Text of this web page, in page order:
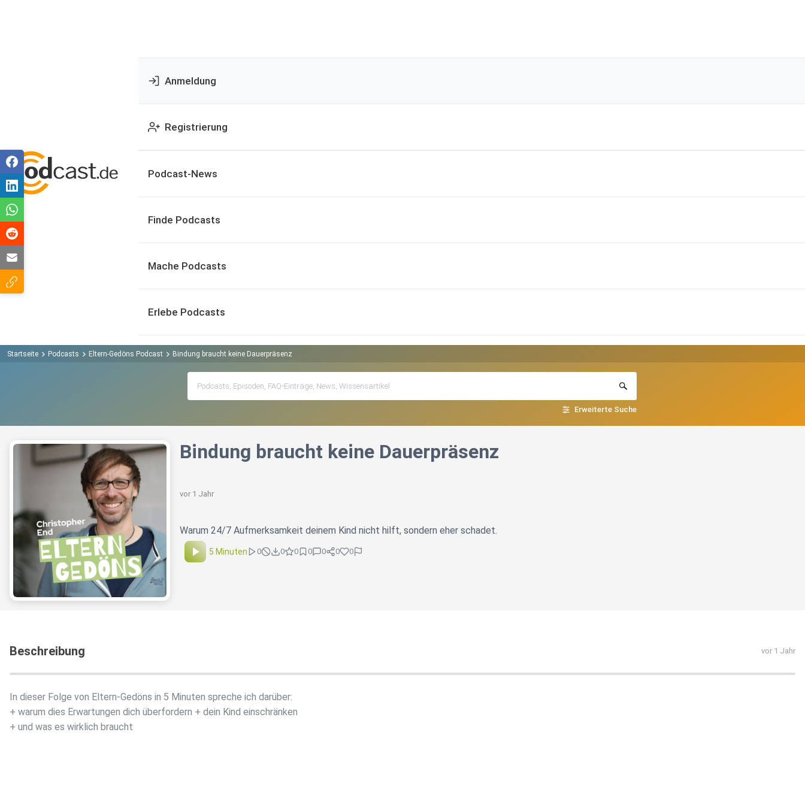
Anmeldung
Registrierung
Podcast-News
Finde Podcasts
Mache Podcasts
Erlebe Podcasts
Startseite Podcasts Eltern-Gedöns Podcast Bindung braucht keine Dauerpräsenz
Erweiterte Suche
Bindung braucht keine Dauerpräsenz
vor 1 Jahr
Warum 24/7 Aufmerksamkeit deinem Kind nicht hilft, sondern eher schadet.
5 Minuten 0 0 0 0 0 0 0
Beschreibung vor 1 Jahr
In dieser Folge von Eltern-Gedöns in 5 Minuten spreche ich darüber:
+ warum dies Erwartungen dich überfordern + dein Kind einschränken
+ und was es wirklich braucht